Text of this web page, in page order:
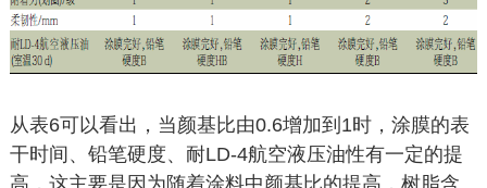
从表6可以看出，当颜基比由0.6增加到1时，涂膜的表
干时间、铅笔硬度、耐LD-4航空液压油性有一定的提
高，这主要是因为随着涂料中颜基比的提高，树脂含